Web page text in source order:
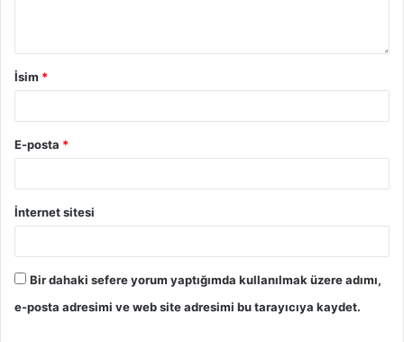
İsim *
E-posta *
İnternet sitesi
Bir dahaki sefere yorum yaptığımda kullanılmak üzere adımı,
e-posta adresimi ve web site adresimi bu tarayıcıya kaydet.